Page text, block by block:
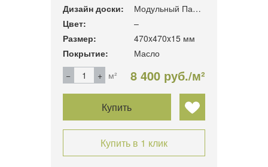
Дизайн доски:
Модульный Паркет
Цвет:
–
Размер:
470x470x15 мм
Покрытие:
Масло
м²
8 400 руб./м²
Купить
Купить в 1 клик